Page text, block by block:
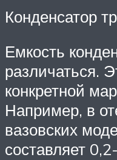
Конденсатор
Емкость
различаться.
конкретной
Например, в
вазовских
составляет